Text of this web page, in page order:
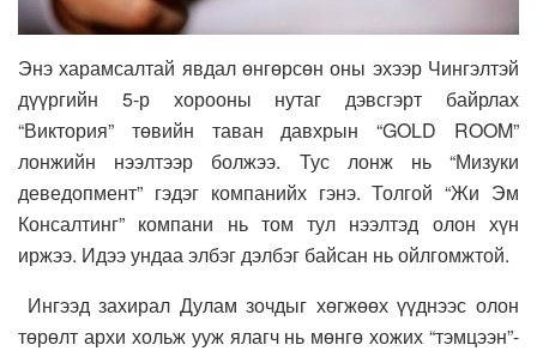
Энэ харамсалтай явдал өнгөрсөн оны эхээр Чингэлтэй
дүүргийн 5-р хорооны нутаг дэвсгэрт байрлах
“Виктория” төвийн таван давхрын “GOLD ROOM”
лонжийн нээлтээр болжээ. Тус лонж нь “Мизуки
деведопмент” гэдэг компанийх гэнэ. Толгой “Жи Эм
Консалтинг” компани нь том тул нээлтэд олон хүн
иржээ. Идээ ундаа элбэг дэлбэг байсан нь ойлгомжтой.
Ингээд захирал Дулам зочдыг хөгжөөх үүднээс олон
төрөлт архи хольж ууж ялагч нь мөнгө хожих “тэмцээн”-